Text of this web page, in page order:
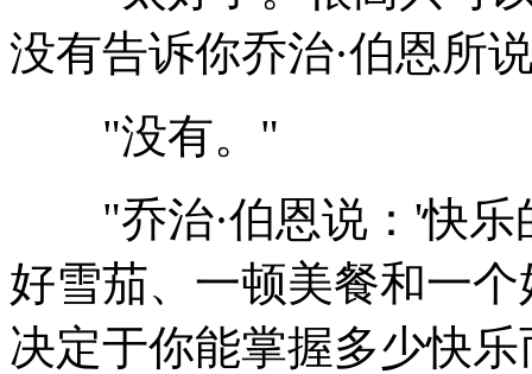
没有告诉你乔治·伯恩所
"没有。"
"乔治·伯恩说：'快乐
好雪茄、一顿美餐和一
决定于你能掌握多少快